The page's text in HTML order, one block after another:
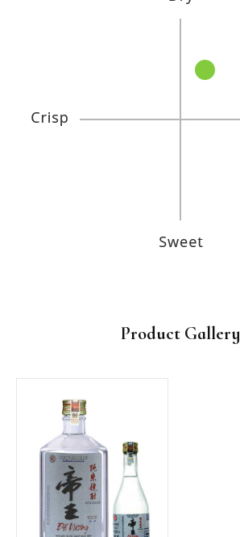
Product Gallery